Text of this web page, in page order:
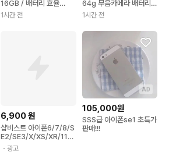
16GB / 배터리 효율
100%
1시간 전
64g 무음카메라 배터리
100%
1시간 전
6,900원
샵비스트 아이폰6/7/8/S
E2/SE3/X/XS/XR/11/1
2/13/14/15 미니 프로 맥
・광고
AD
105,000원
SSS급 아이폰se1 초특가
판매!!!